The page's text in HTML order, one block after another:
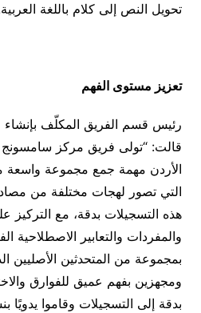
تحويل النص إلى كلام باللغة
تعزيز مستوى الفهم
رئيس قسم الفريق المكلّف بإنشاء
قالت: “تولى فريق مركز سامسونج
الأردن مهمة جمع مجموعة واسعة
التي تصور لهجات مختلفة من
هذه التسجيلات بدقة، مع التركيز
والمفردات والتعابير الاصطلاحية
بمجموعة من المتحدثين الأصليين
ومجهزين بفهم عميق للفوارق
بدقة إلى التسجيلات وقاموا يدويًا